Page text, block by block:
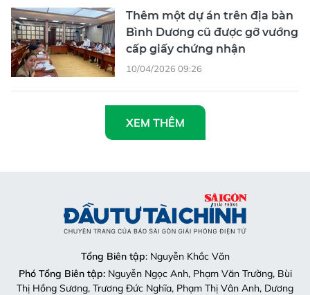
Thêm một dự án trên địa bàn
Bình Dương cũ được gỡ vướng
cấp giấy chứng nhận
10/04/2026 09:26
XEM THÊM
Tổng Biên tập: Nguyễn Khắc Văn
Phó Tổng Biên tập:Nguyễn Ngọc Anh, Phạm Văn Trường, Bùi
Thị Hồng Sương, Trương Đức Nghĩa, Phạm Thị Vân Anh, Dương